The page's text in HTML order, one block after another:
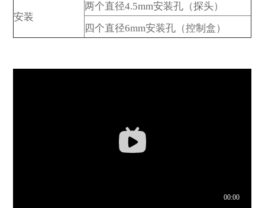
安装
两个直径4.5mm安装孔（探头）
四个直径6mm安装孔（控制盒）